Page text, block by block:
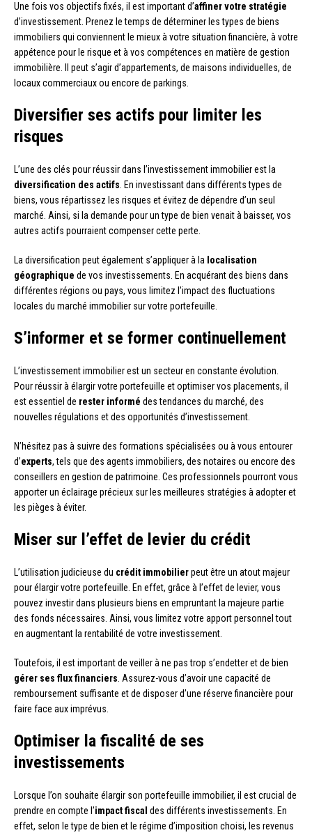
Une fois vos objectifs fixés, il est important d’affiner votre stratégie
d’investissement. Prenez le temps de déterminer les types de biens
immobiliers qui conviennent le mieux à votre situation financière, à votre
appétence pour le risque et à vos compétences en matière de gestion
immobilière. Il peut s’agir d’appartements, de maisons individuelles, de
locaux commerciaux ou encore de parkings.
Diversifier ses actifs pour limiter les
risques
L’une des clés pour réussir dans l’investissement immobilier est la
diversification des actifs . En investissant dans différents types de
biens, vous répartissez les risques et évitez de dépendre d’un seul
marché. Ainsi, si la demande pour un type de bien venait à baisser, vos
autres actifs pourraient compenser cette perte.
La diversification peut également s’appliquer à la localisation
géographique de vos investissements. En acquérant des biens dans
différentes régions ou pays, vous limitez l’impact des fluctuations
locales du marché immobilier sur votre portefeuille.
S’informer et se former continuellement
L’investissement immobilier est un secteur en constante évolution.
Pour réussir à élargir votre portefeuille et optimiser vos placements, il
est essentiel de rester informé des tendances du marché, des
nouvelles régulations et des opportunités d’investissement.
N’hésitez pas à suivre des formations spécialisées ou à vous entourer
d’experts, tels que des agents immobiliers, des notaires ou encore des
conseillers en gestion de patrimoine. Ces professionnels pourront vous
apporter un éclairage précieux sur les meilleures stratégies à adopter et
les pièges à éviter.
Miser sur l’effet de levier du crédit
L’utilisation judicieuse du crédit immobilierpeut être un atout majeur
pour élargir votre portefeuille. En effet, grâce à l’effet de levier, vous
pouvez investir dans plusieurs biens en empruntant la majeure partie
des fonds nécessaires. Ainsi, vous limitez votre apport personnel tout
en augmentant la rentabilité de votre investissement.
Toutefois, il est important de veiller à ne pas trop s’endetter et de bien
gérer ses flux financiers . Assurez-vous d’avoir une capacité de
remboursement suffisante et de disposer d’une réserve financière pour
faire face aux imprévus.
Optimiser la fiscalité de ses
investissements
Lorsque l’on souhaite élargir son portefeuille immobilier, il est crucial de
prendre en compte l’impact fiscal des différents investissements. En
effet, selon le type de bien et le régime d’imposition choisi, les revenus